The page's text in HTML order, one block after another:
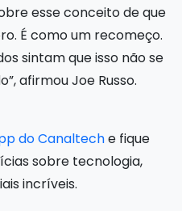
esse conceito de que
É como um recomeço.
sintam que isso não se
afirmou Joe Russo.
do Canalteche fique
sobre tecnologia,
incríveis.